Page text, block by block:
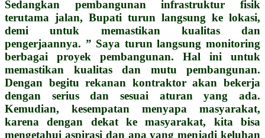
Sedangkan pembangunan infrastruktur fisik
terutama jalan, Bupati turun langsung ke lokasi,
demi untuk memastikan kualitas dan
pengerjaannya. ” Saya turun langsung monitoring
berbagai proyek pembangunan. Hal ini untuk
memastikan kualitas dan mutu pembangunan.
Dengan begitu rekanan kontraktor akan bekerja
dengan serius dan sesuai aturan yang ada.
Kemudian, kesempatan menyapa masyarakat,
karena dengan dekat ke masyarakat, kita bisa
mengetahui aspirasi dan apa yang menjadi keluhan